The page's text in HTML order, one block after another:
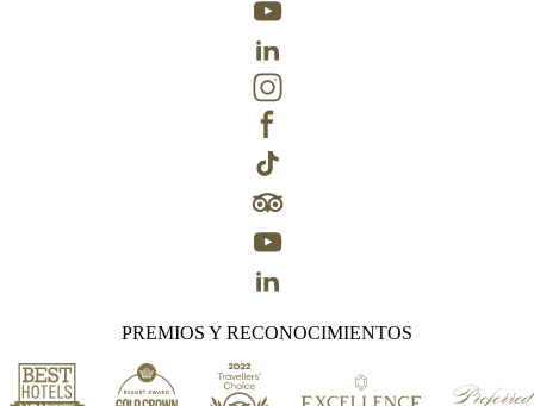
PREMIOS Y RECONOCIMIENTOS